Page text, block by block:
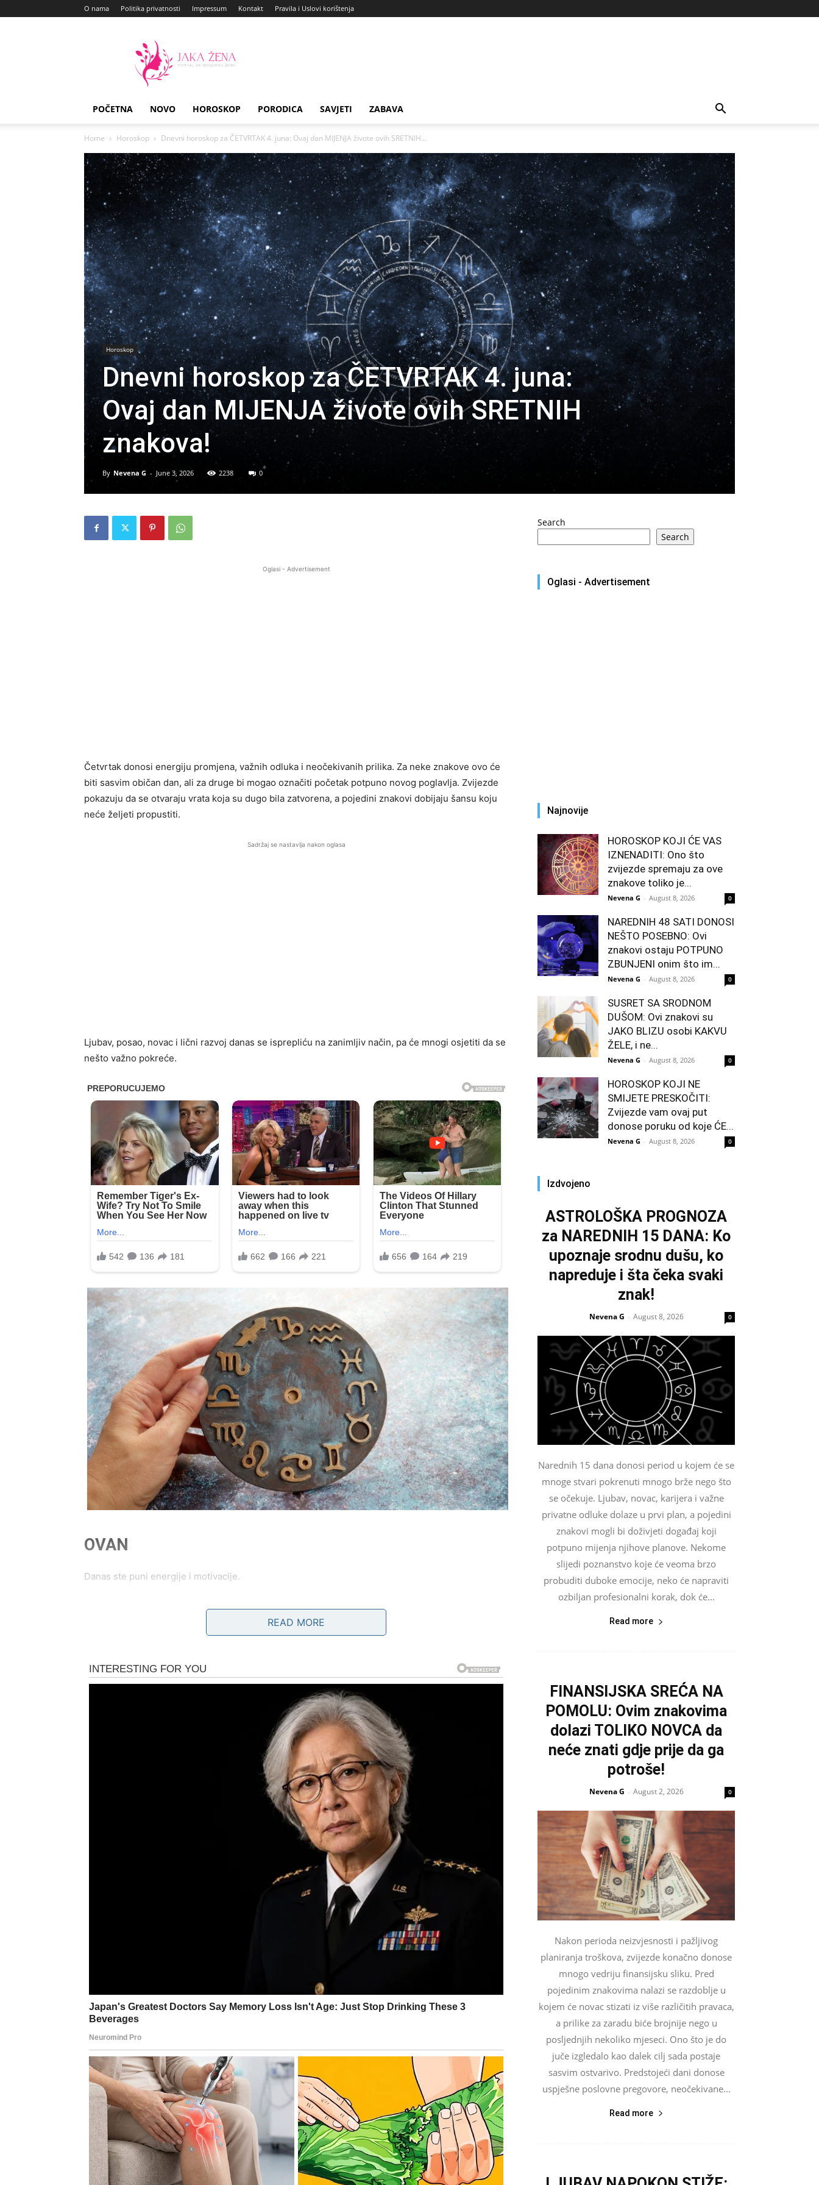
O nama Politika privatnosti Impressum Kontakt Pravila i Uslovi korištenja
Zena
POČETNA NOVO HOROSKOP PORODICA SAVJETI ZABAVA
Home Horoskop Dnevni horoskop za ČETVRTAK 4. juna: Ovaj dan MIJENJA živote ovih SRETNIH...
Horoskop
Dnevni horoskop za ČETVRTAK 4. juna:
Ovaj dan MIJENJA živote ovih SRETNIH
znakova!
By Nevena G - June 3, 2026 2238 0
Oglasi - Advertisement
Četvrtak donosi energiju promjena, važnih odluka i neočekivanih prilika. Za neke znakove ovo će
biti sasvim običan dan, ali za druge bi mogao označiti početak potpuno novog poglavlja. Zvijezde
pokazuju da se otvaraju vrata koja su dugo bila zatvorena, a pojedini znakovi dobijaju šansu koju
neće željeti propustiti.
Sadržaj se nastavlja nakon oglasa
Ljubav, posao, novac i lični razvoj danas se isprepliću na zanimljiv način, pa će mnogi osjetiti da se
nešto važno pokreće.
OVAN
Danas ste puni energije i motivacije.
Sve što započnete ima potencijal da preraste u nešto mnogo veće.
Ne čekajte savršen trenutak, stvorite ga sami.
Jedna vijest mogla bi vam donijeti veliko olakšanje.
BLIZANCI
Danas biste mogli dobiti odgovor koji dugo čekate.
Jedan razgovor donosi jasnoću i smiruje dileme.
Poruka dana
Pažljivo slušajte ono što vam se govori.
Istina vam ide u prilog
READ MORE
Search
Search
Oglasi - Advertisement
Najnovije
HOROSKOP KOJI ĆE VAS
IZNENADITI: Ono što
zvijezde spremaju za ove
znakove toliko je...
Nevena G - August 8, 2026 0
NAREDNIH 48 SATI DONOSI
NEŠTO POSEBNO: Ovi
znakovi ostaju POTPUNO
ZBUNJENI onim što im...
Nevena G - August 8, 2026 0
SUSRET SA SRODNOM
DUŠOM: Ovi znakovi su
JAKO BLIZU osobi KAKVU
ŽELE, i ne...
Nevena G - August 8, 2026 0
HOROSKOP KOJI NE
SMIJETE PRESKOČITI:
Zvijezde vam ovaj put
donose poruku od koje ĆE...
Nevena G - August 8, 2026 0
Izdvojeno
ASTROLOŠKA PROGNOZA
za NAREDNIH 15 DANA: Ko
upoznaje srodnu dušu, ko
napreduje i šta čeka svaki
znak!
Nevena G - August 8, 2026 0
Narednih 15 dana donosi period u kojem će se
mnoge stvari pokrenuti mnogo brže nego što
se očekuje. Ljubav, novac, karijera i važne
privatne odluke dolaze u prvi plan, a pojedini
znakovi mogli bi doživjeti događaj koji
potpuno mijenja njihove planove. Nekome
slijedi poznanstvo koje će veoma brzo
probuditi duboke emocije, neko će napraviti
ozbiljan profesionalni korak, dok će...
Read more
FINANSIJSKA SREĆA NA
POMOLU: Ovim znakovima
dolazi TOLIKO NOVCA da
neće znati gdje prije da ga
potroše!
Nevena G - August 2, 2026 0
Nakon perioda neizvjesnosti i pažljivog
planiranja troškova, zvijezde konačno donose
mnogo vedriju finansijsku sliku. Pred
pojedinim znakovima nalazi se razdoblje u
kojem će novac stizati iz više različitih pravaca,
a prilike za zaradu biće brojnije nego u
posljednjih nekoliko mjeseci. Ono što je do
juče izgledalo kao dalek cilj sada postaje
sasvim ostvarivo. Predstojeći dani donose
uspješne poslovne pregovore, neočekivane...
Read more